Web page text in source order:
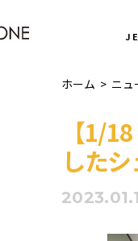
ホーム > ニュ
【1/
した